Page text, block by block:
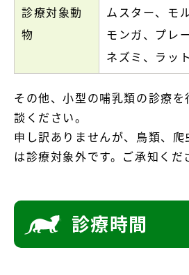
診療対象動
物
ムスター、モ
モンガ、プレ
ネズミ、ラッ
その他、小型の哺乳類の診療を
談ください。
申し訳ありませんが、鳥類、
は診療対象外です。ご承知くだ
診療時間